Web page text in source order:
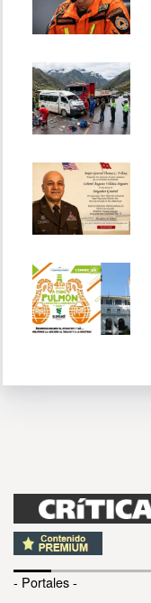
- Portales -